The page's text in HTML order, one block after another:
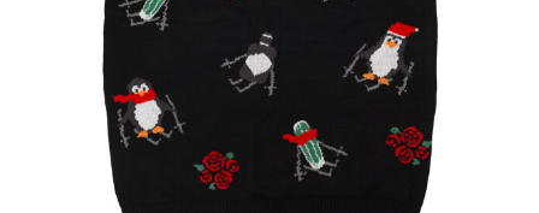
Thermosbekers
Drinkflessen
Opvouwbare drinkfles
Drinkflessen met karabijnhaak